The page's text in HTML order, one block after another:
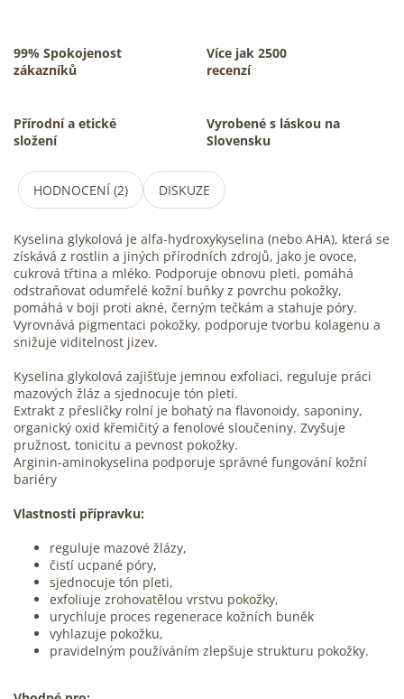
99% Spokojenost
zákazníků
Více jak 2500
recenzí
Přírodní a etické
složení
Vyrobené s láskou na
Slovensku
HODNOCENÍ (2) DISKUZE
Kyselina glykolová je alfa-hydroxykyselina (nebo AHA), která se
získává z rostlin a jiných přírodních zdrojů, jako je ovoce,
cukrová třtina a mléko. Podporuje obnovu pleti, pomáhá
odstraňovat odumřelé kožní buňky z povrchu pokožky,
pomáhá v boji proti akné, černým tečkám a stahuje póry.
Vyrovnává pigmentaci pokožky, podporuje tvorbu kolagenu a
snižuje viditelnost jizev.
Kyselina glykolová zajišťuje jemnou exfoliaci, reguluje práci
mazových žláz a sjednocuje tón pleti.
Extrakt z přesličky rolní je bohatý na flavonoidy, saponiny,
organický oxid křemičitý a fenolové sloučeniny. Zvyšuje
pružnost, tonicitu a pevnost pokožky.
Arginin-aminokyselina podporuje správné fungování kožní
bariéry
Vlastnosti přípravku:
reguluje mazové žlázy,
čistí ucpané póry,
sjednocuje tón pleti,
exfoliuje zrohovatělou vrstvu pokožky,
urychluje proces regenerace kožních buněk
vyhlazuje pokožku,
pravidelným používáním zlepšuje strukturu pokožky.